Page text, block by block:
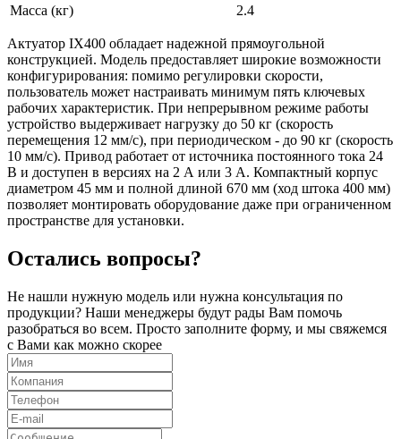
Масса (кг)
2.4
Актуатор IX400 обладает надежной прямоугольной
конструкцией. Модель предоставляет широкие возможности
конфигурирования: помимо регулировки скорости,
пользователь может настраивать минимум пять ключевых
рабочих характеристик. При непрерывном режиме работы
устройство выдерживает нагрузку до 50 кг (скорость
перемещения 12 мм/с), при периодическом - до 90 кг (скорость
10 мм/с). Привод работает от источника постоянного тока 24
В и доступен в версиях на 2 А или 3 А. Компактный корпус
диаметром 45 мм и полной длиной 670 мм (ход штока 400 мм)
позволяет монтировать оборудование даже при ограниченном
пространстве для установки.
Остались вопросы?
Не нашли нужную модель или нужна консультация по
продукции? Наши менеджеры будут рады Вам помочь
разобраться во всем. Просто заполните форму, и мы свяжемся
с Вами как можно скорее